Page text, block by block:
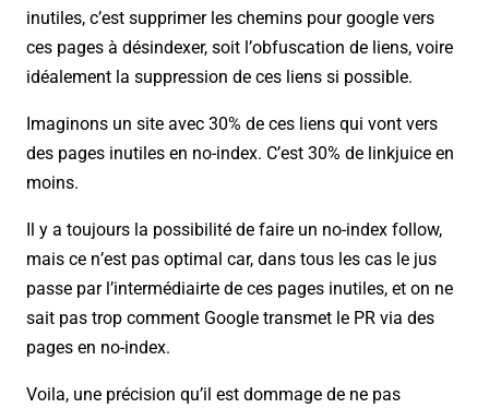
inutiles, c’est supprimer les chemins pour google vers
ces pages à désindexer, soit l’obfuscation de liens, voire
idéalement la suppression de ces liens si possible.
Imaginons un site avec 30% de ces liens qui vont vers
des pages inutiles en no-index. C’est 30% de linkjuice en
moins.
Il y a toujours la possibilité de faire un no-index follow,
mais ce n’est pas optimal car, dans tous les cas le jus
passe par l’intermédiairte de ces pages inutiles, et on ne
sait pas trop comment Google transmet le PR via des
pages en no-index.
Voila, une précision qu’il est dommage de ne pas